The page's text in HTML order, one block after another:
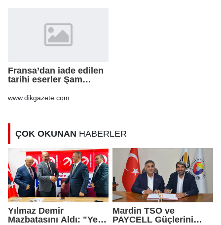
Fransa’dan iade edilen
tarihi eserler Şam
www.dikgazete.com
ÇOK OKUNAN HABERLER
Yılmaz Demir
Mazbatasını Aldı: "Yeni
Mardin TSO ve
PAYCELL Güçlerini